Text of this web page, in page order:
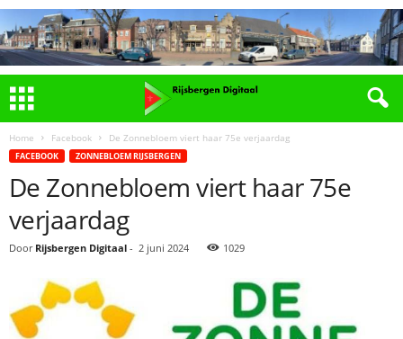
Home Facebook De Zonnebloem viert haar 75e verjaardag
FACEBOOK ZONNEBLOEM RIJSBERGEN
De Zonnebloem viert haar 75e
verjaardag
Door Rijsbergen Digitaal - 2 juni 2024 1029